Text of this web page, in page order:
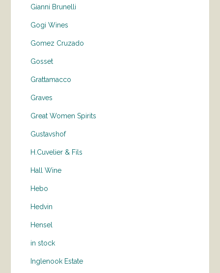
Gianni Brunelli
Gogi Wines
Gomez Cruzado
Gosset
Grattamacco
Graves
Great Women Spirits
Gustavshof
H.Cuvelier & Fils
Hall Wine
Hebo
Hedvin
Hensel
in stock
Inglenook Estate